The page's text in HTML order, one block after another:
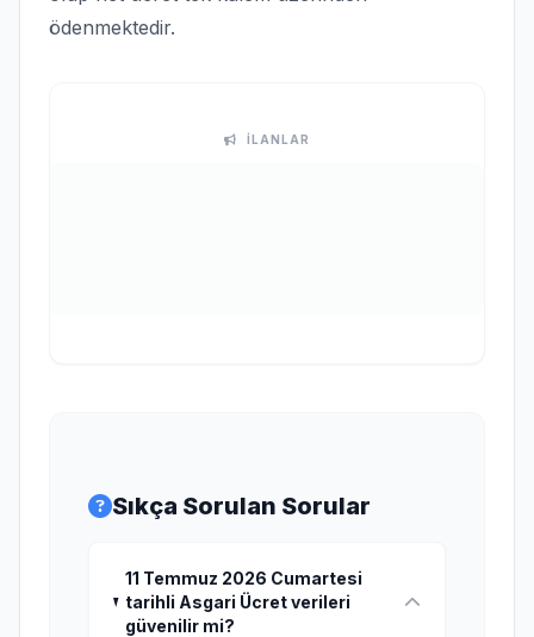
ödenmektedir.
İLANLAR
Sıkça Sorulan Sorular
11 Temmuz 2026 Cumartesi
tarihli Asgari Ücret verileri
güvenilir mi?